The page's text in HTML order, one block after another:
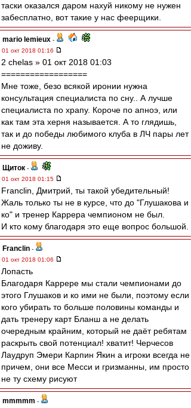
таски оказался даром нахуй никому не нужен
забесплатно, вот такие у нас феерщики.
mario lemieux -
01 окт 2018 01:16
2 chelas » 01 окт 2018 01:03
==================
Мне тоже, безо всякой иронии нужна
консультация специалиста по сну.. А лучше
специалиста по храпу. Короче по апноэ, или
как там эта херня называется. А то глядишь,
так и до победы любимого клуба в ЛЧ пары лет
не доживу.
Щиток -
01 окт 2018 01:15
Franclin, Дмитрий, ты такой убедительный!
Жаль только ты не в курсе, что до "Глушакова и
ко" и тренер Каррера чемпионом не был.
И кто кому благодаря это еще вопрос большой.
Franclin -
01 окт 2018 01:06
Лопасть
Благодаря Каррере мы стали чемпионами до
этого Глушаков и ко ими не были, поэтому если
кого убирать то больше половины команды и
дать тренеру карт Бланш а не делать
очередным крайним, который не даёт ребятам
раскрыть свой потенциал! хватит! Черчесов
Лаудруп Эмери Карпин Якин а игроки всегда не
причем, они все Месси и гризманны, им просто
не ту схему рисуют
mmmmm -